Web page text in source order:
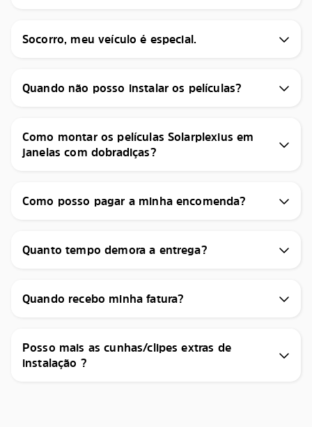
Socorro, meu veículo é especial.
Quando não posso instalar os películas?
Como montar os películas Solarplexius em
janelas com dobradiças?
Como posso pagar a minha encomenda?
Quanto tempo demora a entrega?
Quando recebo minha fatura?
Posso mais as cunhas/clipes extras de
instalação ?